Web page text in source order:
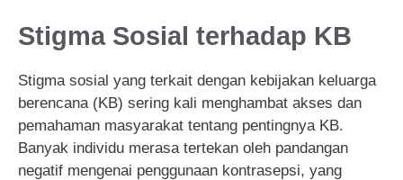
Stigma Sosial terhadap KB
Stigma sosial yang terkait dengan kebijakan keluarga
berencana (KB) sering kali menghambat akses dan
pemahaman masyarakat tentang pentingnya KB.
Banyak individu merasa tertekan oleh pandangan
negatif mengenai penggunaan kontrasepsi, yang